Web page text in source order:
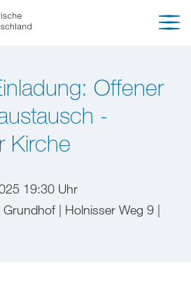
Offener
-
Kirche
19:30 Uhr
| Holnisser Weg 9 |